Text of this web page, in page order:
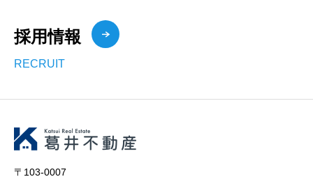
採用情報
RECRUIT
〒103-0007